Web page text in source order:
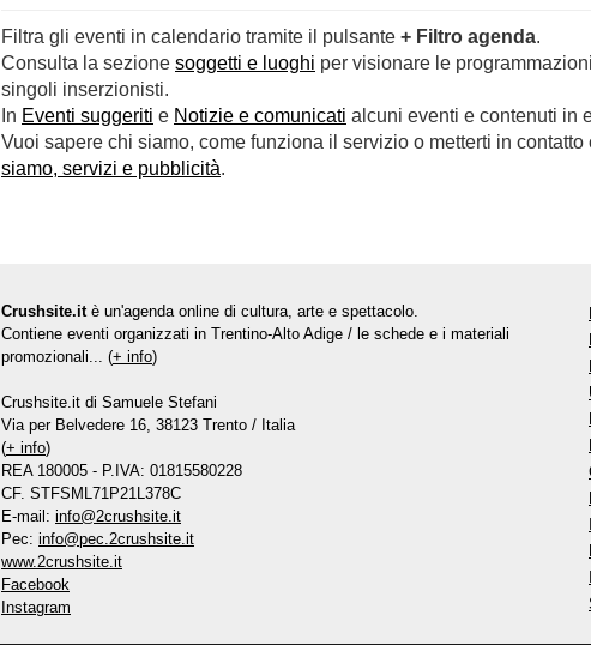
Filtra gli eventi in calendario tramite il pulsante + Filtro agenda.
Consulta la sezione soggetti e luoghi per visionare le
singoli inserzionisti.
In Eventi suggeriti e Notizie e comunicati alcuni eventi e contenuti in
Vuoi sapere chi siamo, come funziona il servizio o metterti in contatto
siamo, servizi e pubblicità.
Crushsite.it è un'agenda online di cultura, arte e spettacolo.
Contiene eventi organizzati in Trentino-Alto Adige / le schede e i materiali
promozionali... (+ info)
Crushsite.it di Samuele Stefani
Via per Belvedere 16, 38123 Trento / Italia
(+ info)
REA 180005 - P.IVA: 01815580228
CF. STFSML71P21L378C
E-mail: info@2crushsite.it
Pec: info@pec.2crushsite.it
www.2crushsite.it
Facebook
Instagram